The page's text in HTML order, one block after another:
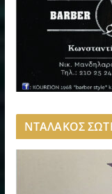
ΝΤΑΛΑΚΟΣ